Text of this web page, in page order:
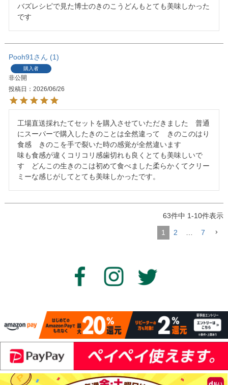
バズレシピで見た博士のきのこうどんもとても美味しかった
です
Pooh91 1
購入者
非公開
投稿日
2026/06/26
工場直送採れたてセットを購入させていただきました　普通
にスーパーで購入したきのことは全然違って　きのこのはり
食感　きのこを手で裂いた時の感覚が全然違います
味も食感が違くコリコリ感歯切れも良くとても美味しいで
す　どんこの生きのこは初めて食べました柔らかくてクリー
ミーな感じがしてとても美味しかったです。
63件中 1-10件表示
1 2 7